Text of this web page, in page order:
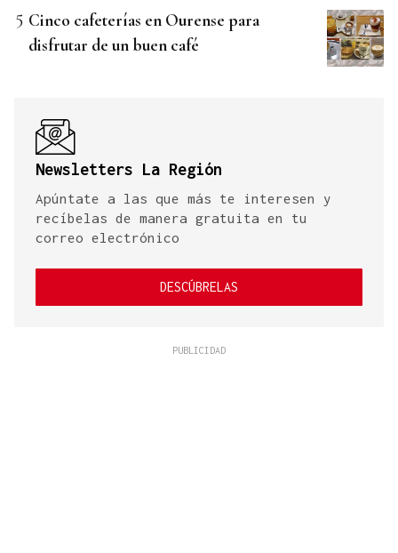
Cinco cafeterías en Ourense para
disfrutar de un buen café
Newsletters La Región
Apúntate a las que más te interesen y
recíbelas de manera gratuita en tu
correo electrónico
DESCÚBRELAS